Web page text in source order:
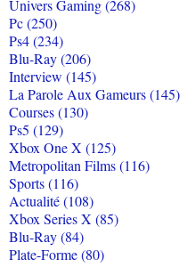
Univers Gaming (268)
Pc (250)
Ps4 (234)
Blu-Ray (206)
Interview (145)
La Parole Aux Gameurs (145)
Courses (130)
Ps5 (129)
Xbox One X (125)
Metropolitan Films (116)
Sports (116)
Actualité (108)
Xbox Series X (85)
Blu-Ray (84)
Plate-Forme (80)